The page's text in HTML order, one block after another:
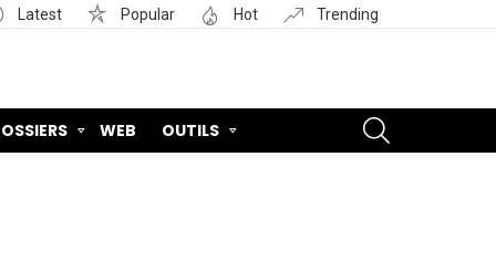
Latest Popular Hot Trending
WEB OUTILS